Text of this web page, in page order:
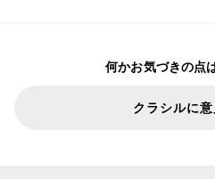
何かお気づきの点
クラシルに